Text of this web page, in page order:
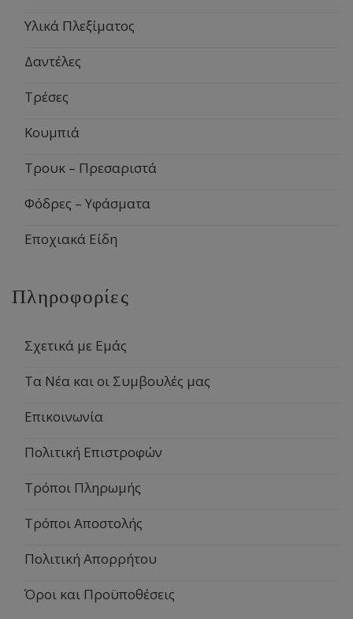
Υλικά Πλεξίματος
Δαντέλες
Τρέσες
Κουμπιά
Τρουκ – Πρεσαριστά
Φόδρες – Υφάσματα
Εποχιακά Είδη
Πληροφορίες
Σχετικά με Εμάς
Τα Νέα και οι Συμβουλές μας
Επικοινωνία
Πολιτική Επιστροφών
Τρόποι Πληρωμής
Τρόποι Αποστολής
Πολιτική Απορρήτου
Όροι και Προϋποθέσεις